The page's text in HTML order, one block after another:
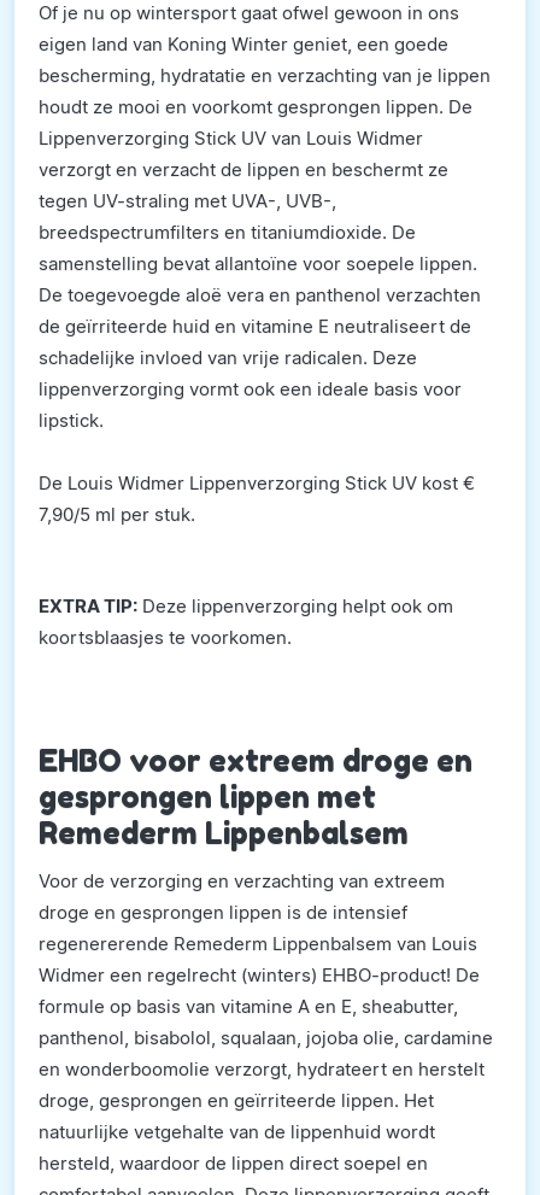
Of je nu op wintersport gaat ofwel gewoon in ons
eigen land van Koning Winter geniet, een goede
bescherming, hydratatie en verzachting van je lippen
houdt ze mooi en voorkomt gesprongen lippen. De
Lippenverzorging Stick UV van Louis Widmer
verzorgt en verzacht de lippen en beschermt ze
tegen UV-straling met UVA-, UVB-,
breedspectrumfilters en titaniumdioxide. De
samenstelling bevat allantoïne voor soepele lippen.
De toegevoegde aloë vera en panthenol verzachten
de geïrriteerde huid en vitamine E neutraliseert de
schadelijke invloed van vrije radicalen. Deze
lippenverzorging vormt ook een ideale basis voor
lipstick.
De Louis Widmer Lippenverzorging Stick UV kost €
7,90/5 ml per stuk.
EXTRA TIP: Deze lippenverzorging helpt ook om
koortsblaasjes te voorkomen.
EHBO voor extreem droge en
gesprongen lippen met
Remederm Lippenbalsem
Voor de verzorging en verzachting van extreem
droge en gesprongen lippen is de intensief
regenererende Remederm Lippenbalsem van Louis
Widmer een regelrecht (winters) EHBO-product! De
formule op basis van vitamine A en E, sheabutter,
panthenol, bisabolol, squalaan, jojoba olie, cardamine
en wonderboomolie verzorgt, hydrateert en herstelt
droge, gesprongen en geïrriteerde lippen. Het
natuurlijke vetgehalte van de lippenhuid wordt
hersteld, waardoor de lippen direct soepel en